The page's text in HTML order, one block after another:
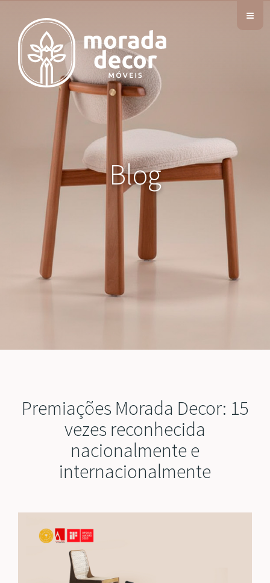
≡
Blog
Premiações Morada Decor: 15
vezes reconhecida
nacionalmente e
internacionalmente